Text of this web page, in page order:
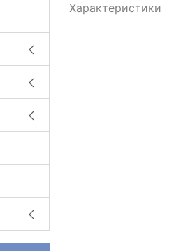
Характеристики